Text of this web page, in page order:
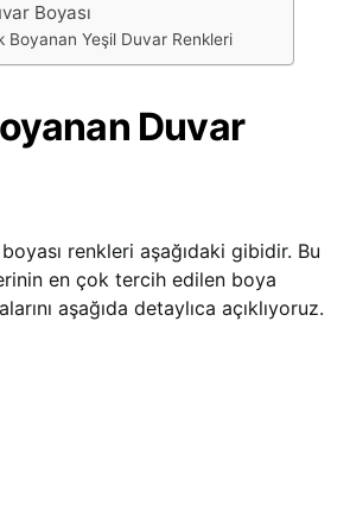
Boyası
Boyanan Yeşil Duvar Renkleri
Duvar
renkleri aşağıdaki gibidir. Bu
en çok tercih edilen boya
aşağıda detaylıca açıklıyoruz.